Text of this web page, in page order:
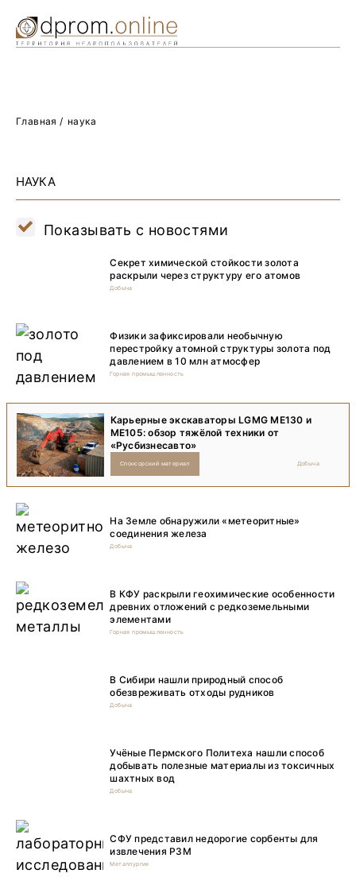
Главная / наука
НАУКА
Показывать с новостями
Секрет химической стойкости золота
раскрыли через структуру его атомов
Добыча
Физики зафиксировали необычную
перестройку атомной структуры золота под
давлением в 10 млн атмосфер
Горная промышленность
Карьерные экскаваторы LGMG ME130 и
ME105: обзор тяжёлой техники от
«Русбизнесавто»
Добыча
Спонсорский материал
На Земле обнаружили «метеоритные»
соединения железа
Добыча
В КФУ раскрыли геохимические особенности
древних отложений с редкоземельными
элементами
Горная промышленность
В Сибири нашли природный способ
обезвреживать отходы рудников
Добыча
Учёные Пермского Политеха нашли способ
добывать полезные материалы из токсичных
шахтных вод
Добыча
СФУ представил недорогие сорбенты для
извлечения РЗМ
Металлургия